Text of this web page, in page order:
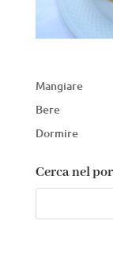
Mangiare
Bere
Dormire
Cerca nel